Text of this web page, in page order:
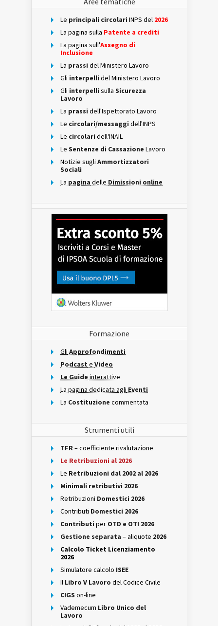
Le principali circolari INPS del 2026
La pagina sulla Patente a crediti
La pagina sull'Assegno di
Inclusione
La prassi del Ministero Lavoro
Gli interpelli del Ministero Lavoro
Gli interpelli sulla Sicurezza
Lavoro
La prassi dell'Ispettorato Lavoro
Le circolari/messaggi dell'INPS
Le circolari dell'INAIL
Le Sentenze di Cassazione Lavoro
Notizie sugli Ammortizzatori
Sociali
La pagina delle Dimissioni online
Formazione
Gli Approfondimenti
Podcast e Video
Le Guide interattive
La pagina dedicata agli Eventi
La Costituzione commentata
Strumenti utili
TFR– coefficiente rivalutazione
Le Retribuzioni al 2026
Le Retribuzioni dal 2002 al 2026
Minimali retributivi 2026
Retribuzioni Domestici 2026
Contributi Domestici 2026
Contributi per OTD e OTI 2026
Gestione separata – aliquote 2026
Calcolo Ticket Licenziamento
2026
Simulatore calcolo ISEE
Il Libro V Lavoro del Codice Civile
CIGS on-line
Vademecum Libro Unico del
Lavoro